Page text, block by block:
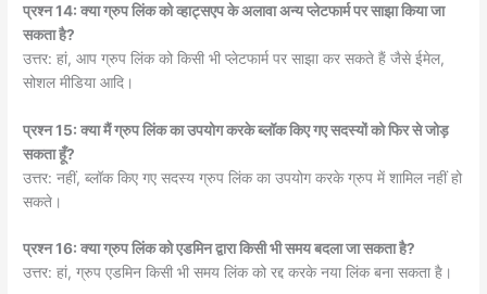
प्रश्न 14: क्या ग्रुप लिंक को व्हाट्सएप के अलावा अन्य प्लेटफार्म पर साझा किया जा
सकता है?
उत्तर: हां, आप ग्रुप लिंक को किसी भी प्लेटफार्म पर साझा कर सकते हैं जैसे ईमेल,
सोशल मीडिया आदि।
प्रश्न 15: क्या मैं ग्रुप लिंक का उपयोग करके ब्लॉक किए गए सदस्यों को फिर से जोड़
सकता हूँ?
उत्तर: नहीं, ब्लॉक किए गए सदस्य ग्रुप लिंक का उपयोग करके ग्रुप में शामिल नहीं हो
सकते।
प्रश्न 16: क्या ग्रुप लिंक को एडमिन द्वारा किसी भी समय बदला जा सकता है?
उत्तर: हां, ग्रुप एडमिन किसी भी समय लिंक को रद्द करके नया लिंक बना सकता है।